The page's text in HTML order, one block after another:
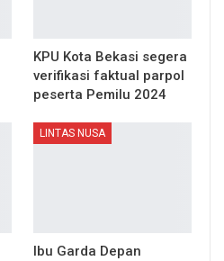
KPU Kota Bekasi segera
verifikasi faktual parpol
peserta Pemilu 2024
LINTAS NUSA
Ibu Garda Depan